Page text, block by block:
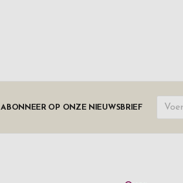
ABONNEER OP ONZE NIEUWSBRIEF